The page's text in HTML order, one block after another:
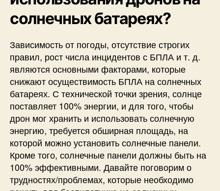
солнечных батареях?
Зависимость от погоды, отсутствие строгих
правил, рост числа инцидентов с БПЛА и т. д.
являются основными факторами, которые
снижают осуществимость БПЛА на солнечных
батареях. С технической точки зрения, солнце
поставляет 100% энергии, и для того, чтобы
дрон мог хранить и использовать солнечную
энергию, требуется обширная площадь, на
которой можно установить солнечные панели.
Кроме того, солнечные панели должны быть на
100% эффективными. Давайте поговорим о
трудностях/проблемах, которые необходимо